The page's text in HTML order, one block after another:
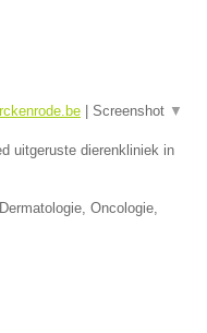
Screenshot ▼
uitgeruste dierenkliniek in
Oncologie,